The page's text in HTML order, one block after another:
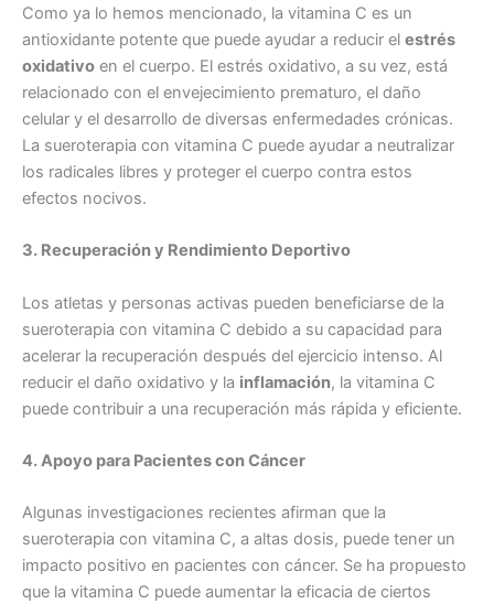
Como ya lo hemos mencionado, la vitamina C es un
antioxidante potente que puede ayudar a reducir el estrés
oxidativo en el cuerpo. El estrés oxidativo, a su vez, está
relacionado con el envejecimiento prematuro, el daño
celular y el desarrollo de diversas enfermedades crónicas.
La sueroterapia con vitamina C puede ayudar a neutralizar
los radicales libres y proteger el cuerpo contra estos
efectos nocivos.
3. Recuperación y Rendimiento Deportivo
Los atletas y personas activas pueden beneficiarse de la
sueroterapia con vitamina C debido a su capacidad para
acelerar la recuperación después del ejercicio intenso. Al
reducir el daño oxidativo y la inflamación, la vitamina C
puede contribuir a una recuperación más rápida y eficiente.
4. Apoyo para Pacientes con Cáncer
Algunas investigaciones recientes afirman que la
sueroterapia con vitamina C, a altas dosis, puede tener un
impacto positivo en pacientes con cáncer. Se ha propuesto
que la vitamina C puede aumentar la eficacia de ciertos